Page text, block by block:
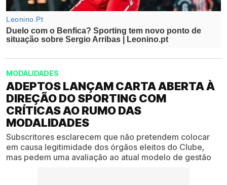
MODALIDADES
ADEPTOS LANÇAM CARTA ABERTA À
DIREÇÃO DO SPORTING COM
CRÍTICAS AO RUMO DAS
MODALIDADES
Subscritores esclarecem que não pretendem colocar
em causa legitimidade dos órgãos eleitos do Clube,
mas pedem uma avaliação ao atual modelo de gestão